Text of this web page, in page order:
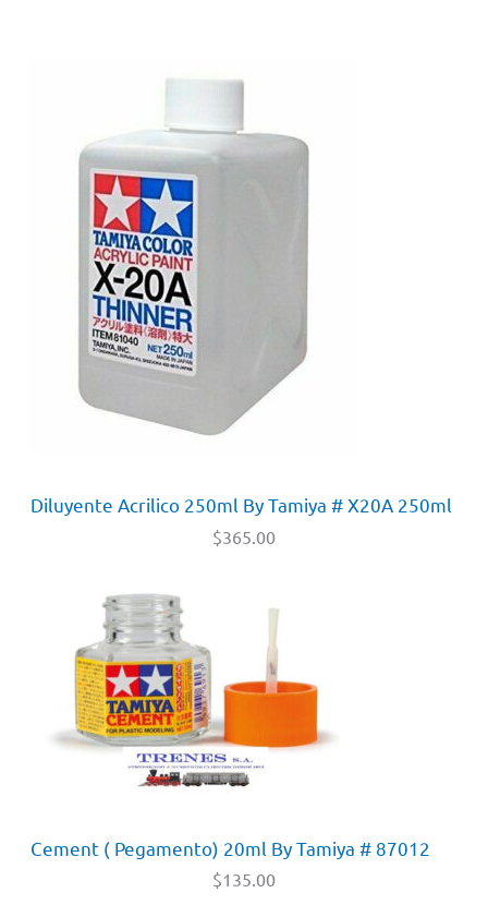
Diluyente Acrilico 250ml By Tamiya # X20A 250ml
$365.00
Cement ( Pegamento) 20ml By Tamiya # 87012
$135.00